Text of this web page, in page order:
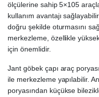
ölçülerine sahip 5×105
kullanım avantajı
doğru şekilde oturmasını
merkezleme, özellikle
için önemlidir.
Jant göbek çapı araç
ile merkezleme yapılabilir.
poryasından küçükse